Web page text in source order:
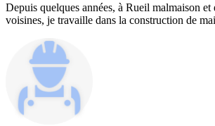
Depuis quelques années, à Rueil malmaison et
voisines, je travaille dans la construction de